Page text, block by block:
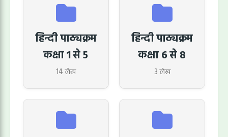
हिन्दी पाठ्यक्रम
कक्षा 1 से 5
14 लेख
हिन्दी पाठ्यक्रम
कक्षा 6 से 8
3 लेख